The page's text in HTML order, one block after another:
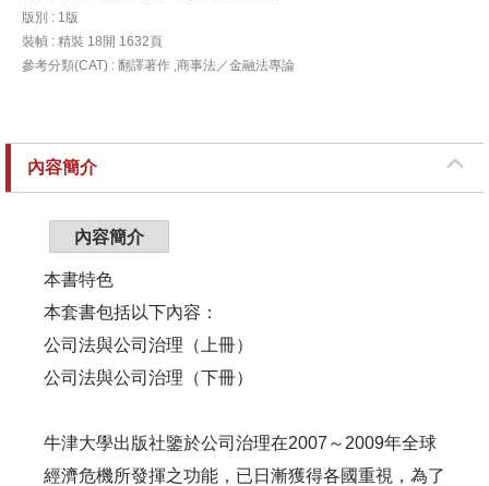
版別 : 1版
裝幀 : 精裝 18開 1632頁
參考分類(CAT) : 翻譯著作 ,商事法／金融法專論
內容簡介
內容簡介
本書特色
本套書包括以下內容：
公司法與公司治理（上冊）
公司法與公司治理（下冊）
牛津大學出版社鑒於公司治理在2007～2009年全球
經濟危機所發揮之功能，已日漸獲得各國重視，為了